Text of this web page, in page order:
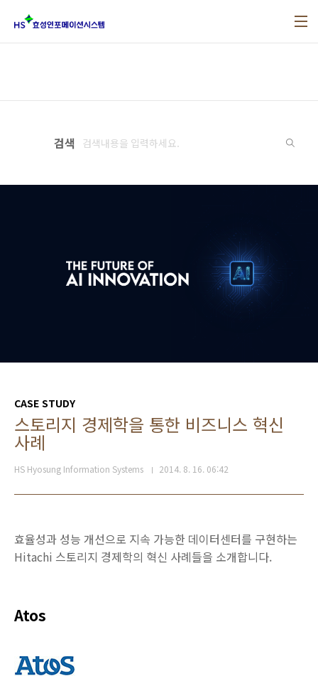
검색
CASE STUDY
스토리지 경제학을 통한 비즈니스 혁신
사례
HS Hyosung Information Systems 2014. 8. 16. 06:42
효율성과 성능 개선으로 지속 가능한 데이터센터를 구현하는
Hitachi 스토리지 경제학의 혁신 사례들을 소개합니다.
Atos